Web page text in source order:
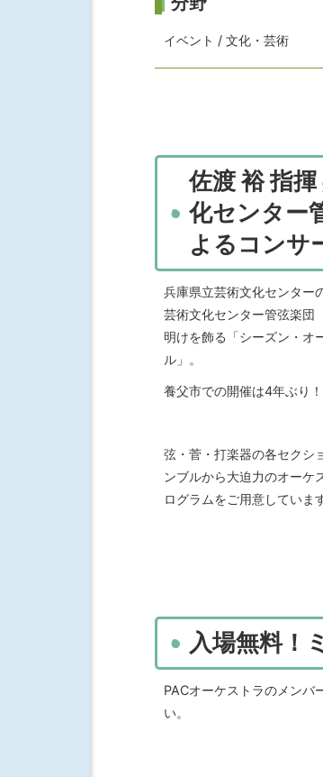
イベント / 文化・芸術
佐渡 裕 指
化センター
よるコンサ
兵庫県立芸術文化センター
芸術文化センター管弦楽団
明けを飾る「シーズン・オ
ル」。
養父市での開催は4年ぶり！
弦・菅・打楽器の各セクシ
ンブルから大迫力のオーケ
ログラムをご用意しています
入場無料！
PACオーケストラのメンバ
い。